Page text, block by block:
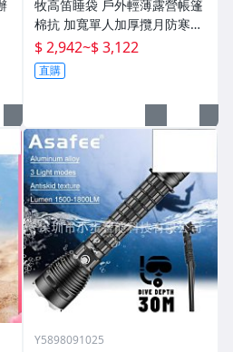
牧高笛睡袋 戶外輕薄露營帳篷
棉抗 加寬單人加厚攬月防寒被
子
$ 2,942~$ 3,122
直購
Y5898091025